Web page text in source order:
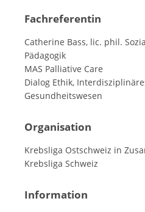
Fachreferentin
Catherine Bass, lic. phil.
Pädagogik
MAS Palliative Care
Dialog Ethik,
Gesundheitswesen
Organisation
Krebsliga Ostschweiz in
Krebsliga Schweiz
Information